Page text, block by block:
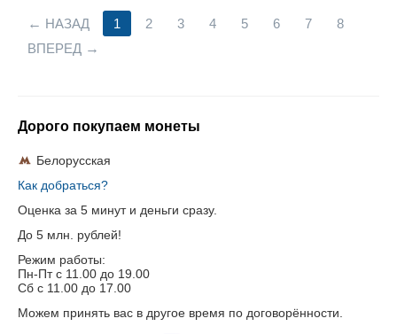
НАЗАД 1 2 3 4 5 6 7
8
ВПЕРЕД
Дорого покупаем монеты
Белорусская
Как добраться?
Оценка за 5 минут и деньги сразу.
До 5 млн. рублей!
Режим работы:
Пн-Пт c 11.00 до 19.00
Сб с 11.00 до 17.00
Можем принять вас в другое время по договорённости.